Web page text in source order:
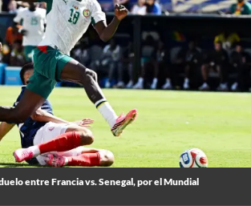
entre Francia vs. Senegal, por el Mundial